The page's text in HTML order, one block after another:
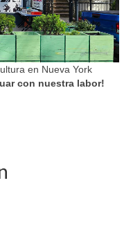
en Nueva York
con nuestra labor!